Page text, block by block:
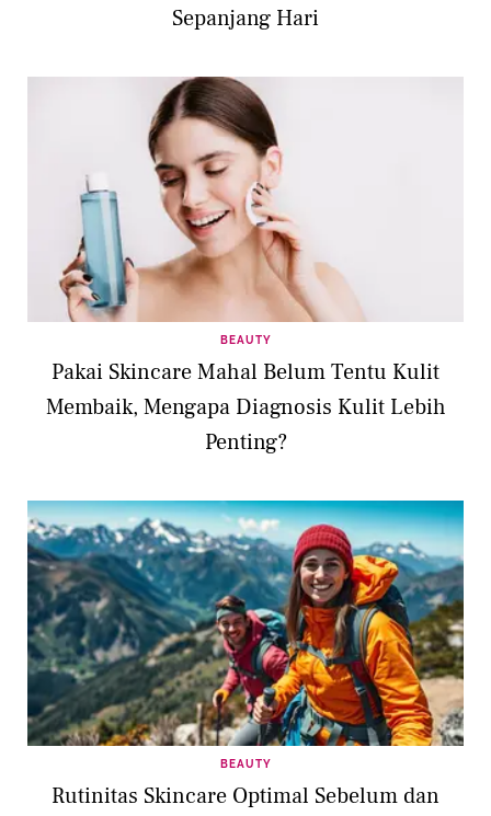
Sepanjang Hari
BEAUTY
Pakai Skincare Mahal Belum Tentu Kulit
Membaik, Mengapa Diagnosis Kulit Lebih
Penting?
BEAUTY
Rutinitas Skincare Optimal Sebelum dan